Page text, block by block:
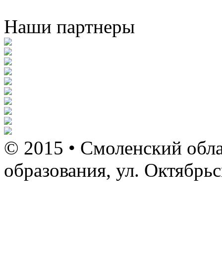
Наши партнеры
© 2015 • Смоленский
образования, ул.